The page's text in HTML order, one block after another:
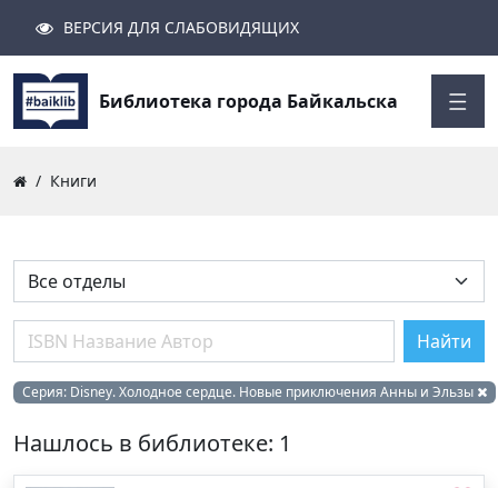
Найти
Серия: Disney. Холодное сердце. Новые приключения Анны и Эльзы
Нашлось в библиотеке: 1
Поиск
Найти
ВЕРСИЯ ДЛЯ СЛАБОВИДЯЩИХ
Библиотека города Байкальска
Книги